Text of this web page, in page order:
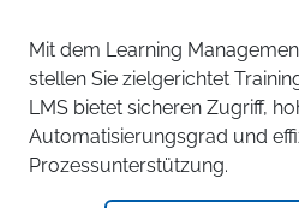
Mit dem Learning
stellen Sie zielgerichtet
LMS bietet sicheren Zugriff,
Automatisierungsgrad und
Prozessunterstützung.